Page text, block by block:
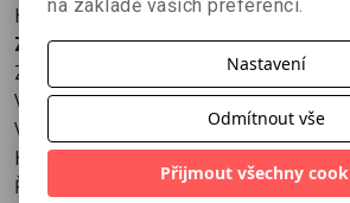
H1.CZ.
Z obsahu knihy vybíráme:
Základy optimalizace pro vyhledávače
Výuka správného SEO pohledu na
Výběr správných nástrojů pro SEO
Hledání SEO problémů
Řešení problémů SEO
na základě vašich preferencí.
Nastavení
Odmítnout vše
Přijmout všechny